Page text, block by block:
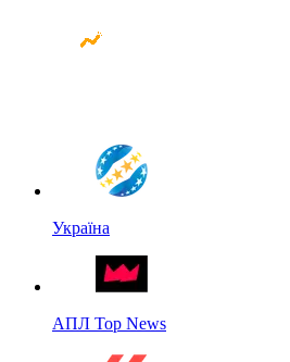
Україна
АПЛ Top News